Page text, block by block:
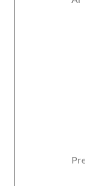
Press Up, la cui prestazione sia stata